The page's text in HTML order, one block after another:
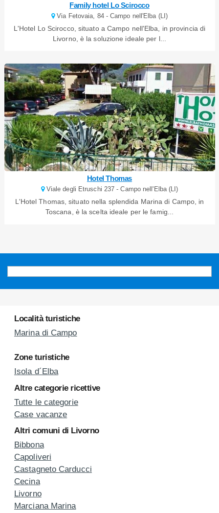
Family hotel Lo Scirocco
Via Fetovaia, 84 - Campo nell'Elba (LI)
L'Hotel Lo Scirocco, situato a Campo nell'Elba, in provincia di
Livorno, è la soluzione ideale per l...
Hotel Thomas
Viale degli Etruschi 237 - Campo nell'Elba (LI)
L'Hotel Thomas, situato nella splendida Marina di Campo, in
Toscana, è la scelta ideale per le famig...
Località turistiche
Marina di Campo
Zone turistiche
Isola d´Elba
Altre categorie ricettive
Tutte le categorie
Case vacanze
Altri comuni di Livorno
Bibbona
Capoliveri
Castagneto Carducci
Cecina
Livorno
Marciana Marina